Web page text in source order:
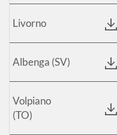
Livorno
Albenga (SV)
Volpiano
(TO)